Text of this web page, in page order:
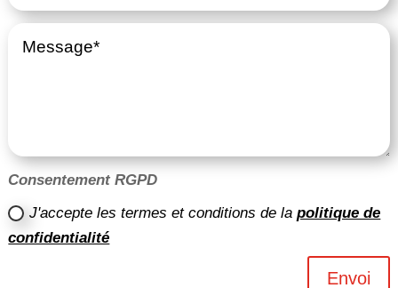
Consentement RGPD
J'accepte les termes et conditions de lapolitique de
confidentialité
Envoi